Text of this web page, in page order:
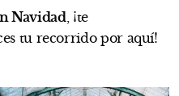
Navidad , ¡te
tu recorrido por aquí!